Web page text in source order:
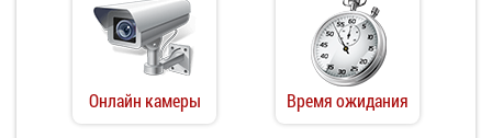
Онлайн камеры Время ожидания